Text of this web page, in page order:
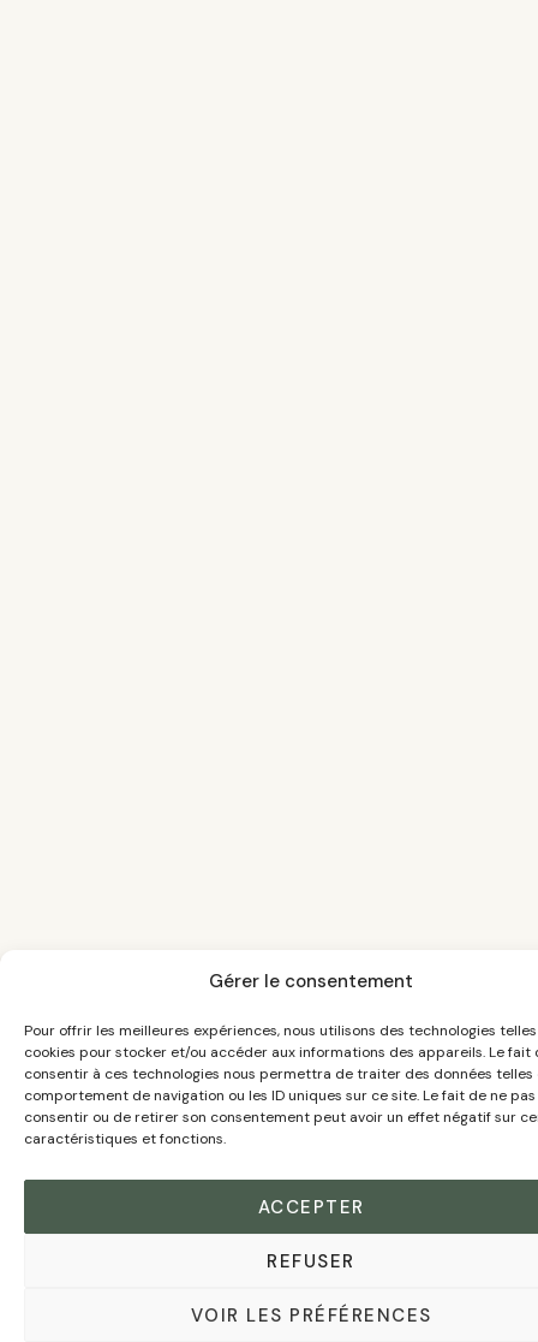
Gérer le consentement
Pour offrir les meilleures expériences, nous utilisons des technologies
cookies pour stocker et/ou accéder aux informations des appareils. Le fait
consentir à ces technologies nous permettra de traiter des données telles
comportement de navigation ou les ID uniques sur ce site. Le fait de ne pas
consentir ou de retirer son consentement peut avoir un effet négatif sur
caractéristiques et fonctions.
ACCEPTER
REFUSER
VOIR LES PRÉFÉRENCES